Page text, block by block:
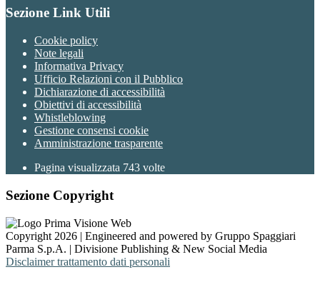
Sezione Link Utili
Cookie policy
Note legali
Informativa Privacy
Ufficio Relazioni con il Pubblico
Dichiarazione di accessibilità
Obiettivi di accessibilità
Whistleblowing
Gestione consensi cookie
Amministrazione trasparente
Pagina visualizzata 743 volte
Sezione Copyright
Copyright 2026 | Engineered and powered by Gruppo Spaggiari
Parma S.p.A. | Divisione Publishing & New Social Media
Disclaimer trattamento dati personali